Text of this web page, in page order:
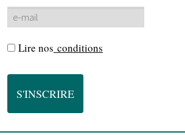
Lire nos conditions